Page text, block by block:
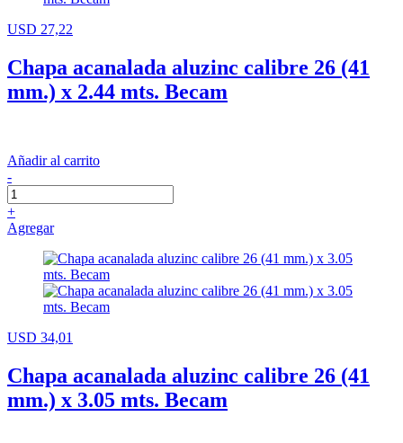
USD 27,22
Chapa acanalada aluzinc calibre 26 (41
mm.) x 2.44 mts. Becam
Añadir al carrito
-
+
Agregar
USD 34,01
Chapa acanalada aluzinc calibre 26 (41
mm.) x 3.05 mts. Becam